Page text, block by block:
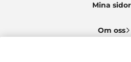
Mina sidor
Om oss